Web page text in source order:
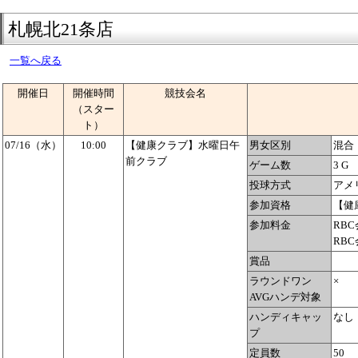
札幌北21条店
一覧へ戻る
開催日
開催時間
（スター
ト）
競技会名
07/16（水） 10:00
【健康クラブ】水曜日午
前クラブ
男女区別
混合
ゲーム数
3 G
投球方式
アメ
参加資格
【
参加料金
RBC
RBC
賞品
ラウンドワン
AVGハンデ対象
×
ハンディキャッ
プ
なし
定員数
50